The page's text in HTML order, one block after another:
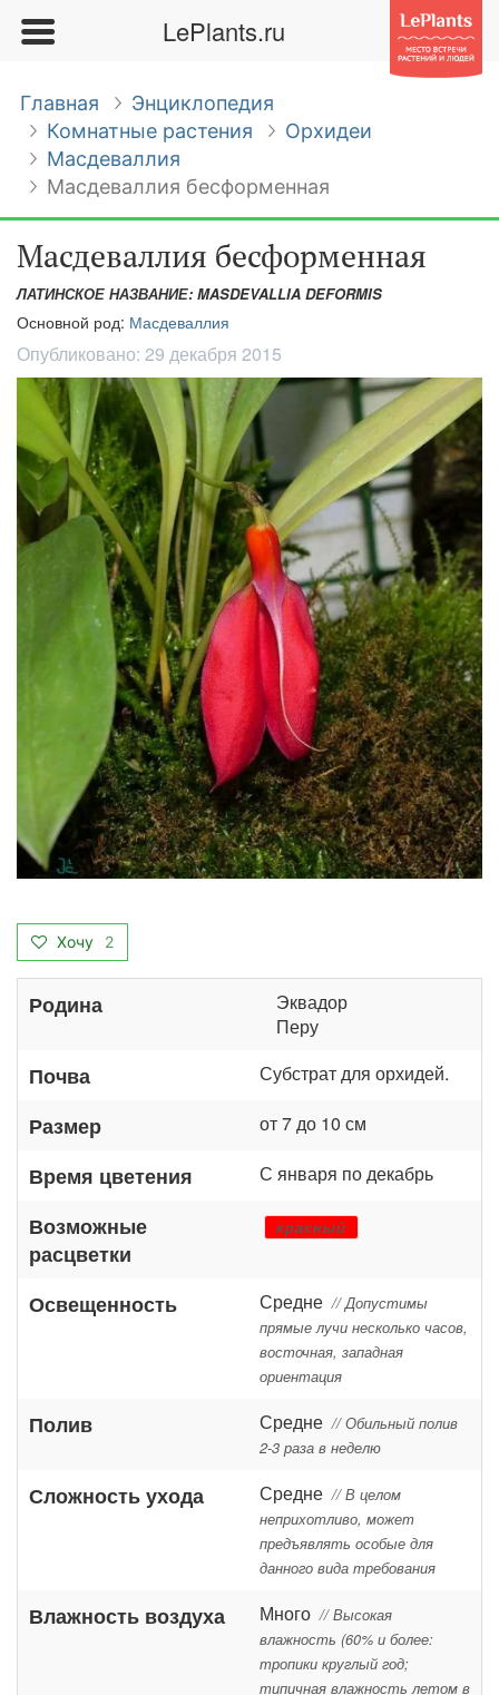
LePlants.ru
Главная
Энциклопедия
Комнатные растения
Орхидеи
Масдеваллия
Масдеваллия бесформенная
Масдеваллия бесформенная
ЛАТИНСКОЕ НАЗВАНИЕ: MASDEVALLIA DEFORMIS
Основной род: Масдеваллия
Опубликовано: 29 декабря 2015
Хочу 2
Родина
Эквадор
Перу
Почва Субстрат для орхидей.
Размер от 7 до 10 см
Время цветения С января по декабрь
Возможные
расцветки
красный
Освещенность Средне // Допустимы
прямые лучи несколько часов,
восточная, западная
ориентация
Полив Средне // Обильный полив
2-3 раза в неделю
Сложность ухода Средне // В целом
неприхотливо, может
предъявлять особые для
данного вида требования
Влажность воздуха Много // Высокая
влажность (60% и более:
тропики круглый год;
типичная влажность летом в